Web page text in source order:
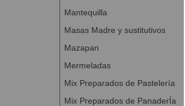
Mantequilla
Masas Madre y sustitutivos
Mazapan
Mermeladas
Mix Preparados de Pastelería
Mix Preparados de PanaderÍa